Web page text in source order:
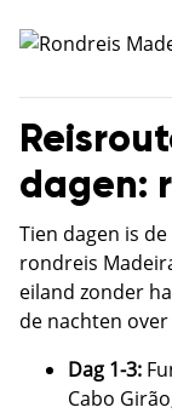
dagen:
Tien dagen is
rondreis
eiland zonder
de nachten
Dag 1-3:
Cabo